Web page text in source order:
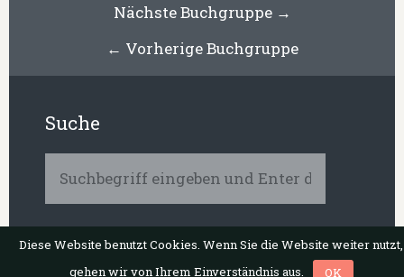
Nächste Buchgruppe →
← Vorherige Buchgruppe
Suche
© 2026 art & car Verlag|Impressum
Diese Website benutzt Cookies. Wenn Sie die Website weiter nutzt,
gehen wir von Ihrem Einverständnis aus.
OK